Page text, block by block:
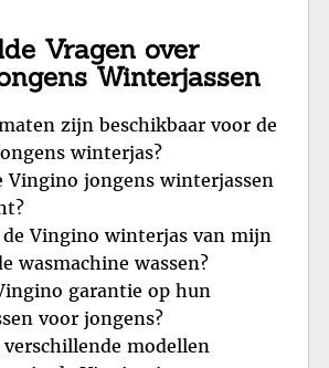
Vragen over
Winterjassen
zijn beschikbaar voor de
winterjas?
Vingino jongens winterjassen
de Vingino winterjas van mijn
wasmachine wassen?
garantie op hun
voor jongens?
modellen